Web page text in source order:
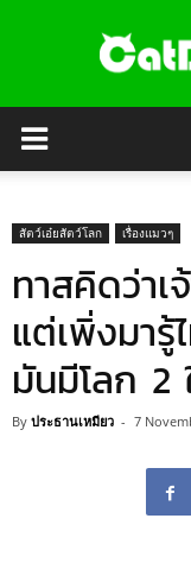
สัตว์เอ๋ยสัตว์โลก เรื่องแมวๆ
ทาสคิดว่าเ
แต่เพิ่งมารู้
มันมีโลก 2
By ประธานเหมียว - 7